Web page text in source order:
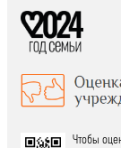
Чтобы